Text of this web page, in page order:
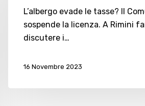
L’albergo evade le tasse? Il
sospende la licenza. A Rimini
discutere i…
16 Novembre 2023